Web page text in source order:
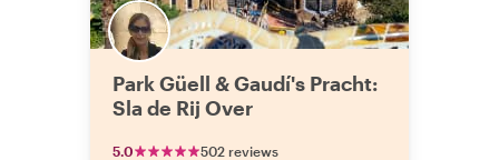
Park Güell & Gaudí's Pracht:
Sla de Rij Over
5.0 502 reviews